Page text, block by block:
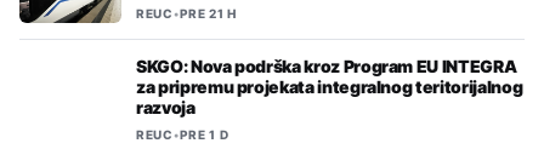
REUC•PRE 21 H
SKGO: Nova podrška kroz Program EU INTEGRA
za pripremu projekata integralnog teritorijalnog
razvoja
REUC•PRE 1 D